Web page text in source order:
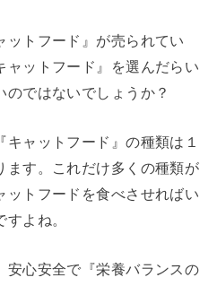
ットフード』が売られてい
ャットフード』を選んだらい
のではないでしょうか？
ャットフード』の種類は１
ます。これだけ多くの種類が
ットフードを食べさせればい
よね。
安心安全で『栄養バランスの